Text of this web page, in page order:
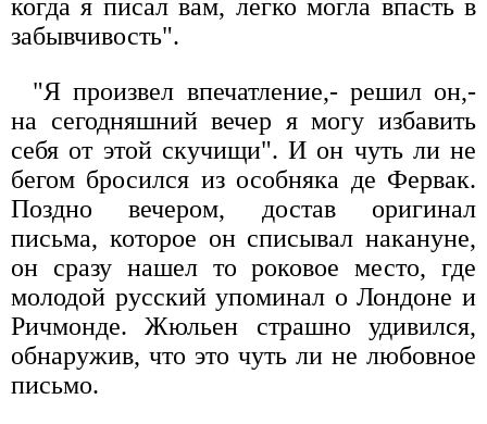
когда я писал вам, легко могла впасть в
забывчивость".
"Я произвел впечатление,- решил он,-
на сегодняшний вечер я могу избавить
себя от этой скучищи". И он чуть ли не
бегом бросился из особняка де Фервак.
Поздно вечером, достав оригинал
письма, которое он списывал накануне,
он сразу нашел то роковое место, где
молодой русский упоминал о Лондоне и
Ричмонде. Жюльен страшно удивился,
обнаружив, что это чуть ли не любовное
письмо.